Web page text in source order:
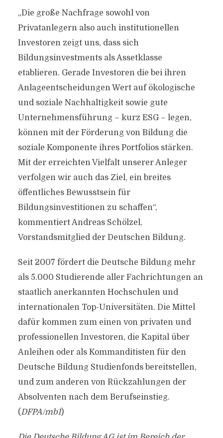
„Die große Nachfrage sowohl von
Privatanlegern also auch institutionellen
Investoren zeigt uns, dass sich
Bildungsinvestments als Assetklasse
etablieren. Gerade Investoren die bei ihren
Anlageentscheidungen Wert auf ökologische
und soziale Nachhaltigkeit sowie gute
Unternehmensführung – kurz ESG – legen,
können mit der Förderung von Bildung die
soziale Komponente ihres Portfolios stärken.
Mit der erreichten Vielfalt unserer Anleger
verfolgen wir auch das Ziel, ein breites
öffentliches Bewusstsein für
Bildungsinvestitionen zu schaffen“,
kommentiert Andreas Schölzel,
Vorstandsmitglied der Deutschen Bildung.
Seit 2007 fördert die Deutsche Bildung mehr
als 5.000 Studierende aller Fachrichtungen an
staatlich anerkannten Hochschulen und
internationalen Top-Universitäten. Die Mittel
dafür kommen zum einen von privaten und
professionellen Investoren, die Kapital über
Anleihen oder als Kommanditisten für den
Deutsche Bildung Studienfonds bereitstellen,
und zum anderen von Rückzahlungen der
Absolventen nach dem Berufseinstieg.
(DFPA/mb1)